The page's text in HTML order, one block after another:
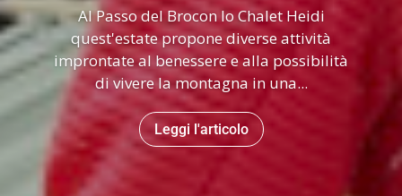
Al Passo del Brocon lo Chalet Heidi
quest'estate propone diverse attività
improntate al benessere e alla possibilità
di vivere la montagna in una...
Leggi l'articolo